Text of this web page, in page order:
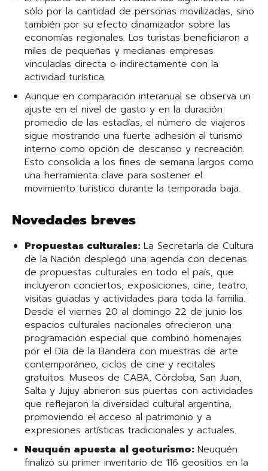
sólo por la cantidad de personas movilizadas, sino
también por su efecto dinamizador sobre las
economías regionales. Los turistas beneficiaron a
miles de pequeñas y medianas empresas
vinculadas directa o indirectamente con la
actividad turística.
Aunque en comparación interanual se observa un
ajuste en el nivel de gasto y en la duración
promedio de las estadías, el número de viajeros
sigue mostrando una fuerte adhesión al turismo
interno como opción de descanso y recreación.
Esto consolida a los fines de semana largos como
una herramienta clave para sostener el
movimiento turístico durante la temporada baja.
Novedades breves
Propuestas culturales: La Secretaría de Cultura
de la Nación desplegó una agenda con decenas
de propuestas culturales en todo el país, que
incluyeron conciertos, exposiciones, cine, teatro,
visitas guiadas y actividades para toda la familia.
Desde el viernes 20 al domingo 22 de junio los
espacios culturales nacionales ofrecieron una
programación especial que combinó homenajes
por el Día de la Bandera con muestras de arte
contemporáneo, ciclos de cine y recitales
gratuitos. Museos de CABA, Córdoba, San Juan,
Salta y Jujuy abrieron sus puertas con actividades
que reflejaron la diversidad cultural argentina,
promoviendo el acceso al patrimonio y a
expresiones artísticas tradicionales y actuales.
Neuquén apuesta al geoturismo: Neuquén
finalizó su primer inventario de 116 geositios en la